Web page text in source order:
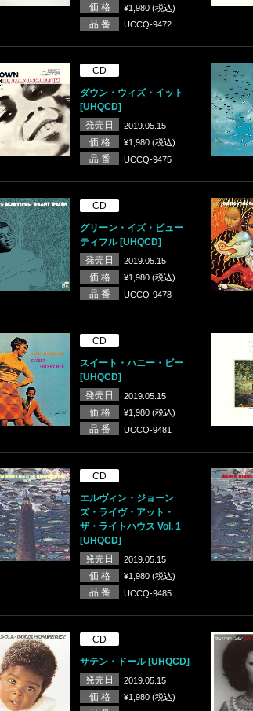
価 格 ¥1,980 (税込)
品 番 UCCQ-9472
CD
ダウン・ウィズ・イット
[UHQCD]
発売日
2019.05.15
価 格 ¥1,980 (税込)
品 番 UCCQ-9475
CD
グリーン・イズ・ビュー
ティフル [UHQCD]
発売日
2019.05.15
価 格 ¥1,980 (税込)
品 番 UCCQ-9478
CD
スイート・ハニー・ビー
[UHQCD]
発売日
2019.05.15
価 格 ¥1,980 (税込)
品 番 UCCQ-9481
CD
エルヴィン・ジョーン
ズ・ライヴ・アット・
ザ・ライトハウス Vol. 1
[UHQCD]
発売日
2019.05.15
価 格 ¥1,980 (税込)
品 番 UCCQ-9485
CD
サテン・ドール [UHQCD]
発売日
2019.05.15
価 格 ¥1,980 (税込)